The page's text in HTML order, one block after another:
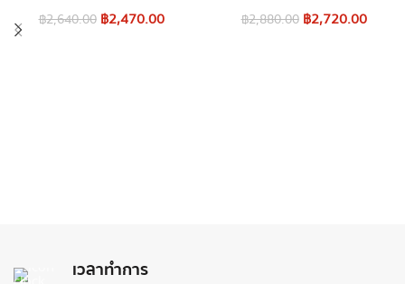
฿2,640.00 ฿2,470.00 ฿2,880.00 ฿2,720.00
เวลาทำการ